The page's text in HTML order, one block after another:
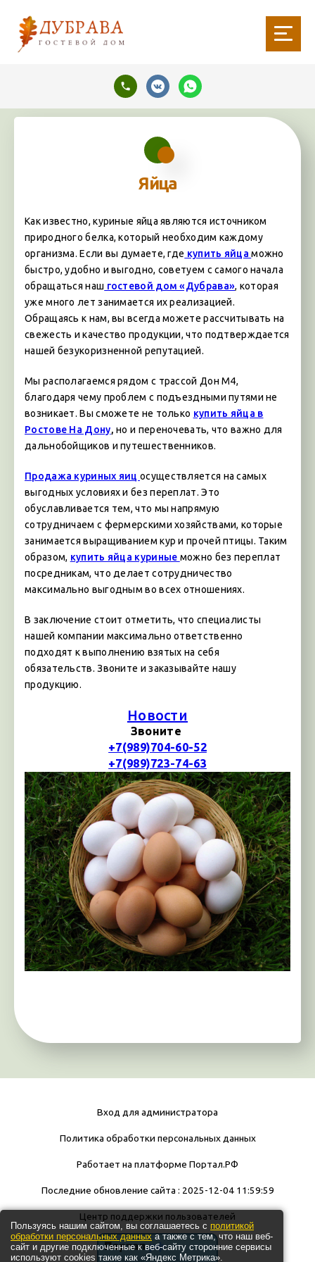
Пользуясь нашим сайтом, вы соглашаетесь с политикой
обработки персональных данныха также с тем, что наш веб-
сайт и другие подключенные к веб-сайту сторонние сервисы
используют cookies такие как «Яндекс Метрика».
Яйца
Как известно, куриные яйца являются источником
природного белка, который необходим каждому
организма. Если вы думаете, где купить яйцаможно
быстро, удобно и выгодно, советуем с самого начала
обращаться наш гостевой дом «Дубрава», которая
уже много лет занимается их реализацией.
Обращаясь к нам, вы всегда можете рассчитывать на
свежесть и качество продукции, что подтверждается
нашей безукоризненной репутацией.
Мы располагаемся рядом с трассой Дон М4,
благодаря чему проблем с подъездными путями не
возникает. Вы сможете не только купить яйца в
Ростове На Дону,но и переночевать, что важно для
дальнобойщиков и путешественников.
Продажа куриных яиц осуществляется на самых
выгодных условиях и без переплат. Это
обуславливается тем, что мы напрямую
сотрудничаем с фермерскими хозяйствами, которые
занимается выращиванием кур и прочей птицы. Таким
образом, купить яйца куриные можно без переплат
посредникам, что делает сотрудничество
максимально выгодным во всех отношениях.
В заключение стоит отметить, что специалисты
нашей компании максимально ответственно
подходят к выполнению взятых на себя
обязательств. Звоните и заказывайте нашу
продукцию.
Новости
Звоните
+7(989)704-60-52
+7(989)723-74-63
Вход для администратора
Политика обработки персональных данных
Работает на платформе Портал.РФ
Последние обновление сайта : 2025-12-04 11:59:59
Центр поддержки пользователей